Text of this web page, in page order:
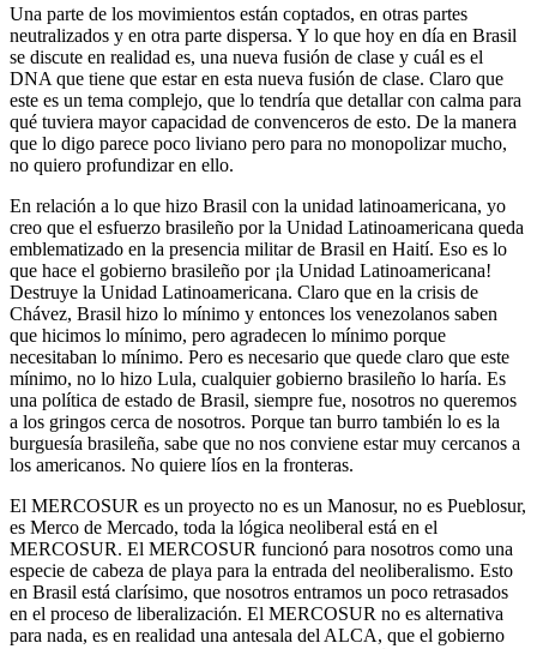
Una parte de los movimientos están coptados, en otras partes
neutralizados y en otra parte dispersa. Y lo que hoy en día en Brasil
se discute en realidad es, una nueva fusión de clase y cuál es el
DNA que tiene que estar en esta nueva fusión de clase. Claro que
este es un tema complejo, que lo tendría que detallar con calma para
qué tuviera mayor capacidad de convenceros de esto. De la manera
que lo digo parece poco liviano pero para no monopolizar mucho,
no quiero profundizar en ello.
En relación a lo que hizo Brasil con la unidad latinoamericana, yo
creo que el esfuerzo brasileño por la Unidad Latinoamericana queda
emblematizado en la presencia militar de Brasil en Haití. Eso es lo
que hace el gobierno brasileño por ¡la Unidad Latinoamericana!
Destruye la Unidad Latinoamericana. Claro que en la crisis de
Chávez, Brasil hizo lo mínimo y entonces los venezolanos saben
que hicimos lo mínimo, pero agradecen lo mínimo porque
necesitaban lo mínimo. Pero es necesario que quede claro que este
mínimo, no lo hizo Lula, cualquier gobierno brasileño lo haría. Es
una política de estado de Brasil, siempre fue, nosotros no queremos
a los gringos cerca de nosotros. Porque tan burro también lo es la
burguesía brasileña, sabe que no nos conviene estar muy cercanos a
los americanos. No quiere líos en la fronteras.
El MERCOSUR es un proyecto no es un Manosur, no es Pueblosur,
es Merco de Mercado, toda la lógica neoliberal está en el
MERCOSUR. El MERCOSUR funcionó para nosotros como una
especie de cabeza de playa para la entrada del neoliberalismo. Esto
en Brasil está clarísimo, que nosotros entramos un poco retrasados
en el proceso de liberalización. El MERCOSUR no es alternativa
para nada, es en realidad una antesala del ALCA, que el gobierno